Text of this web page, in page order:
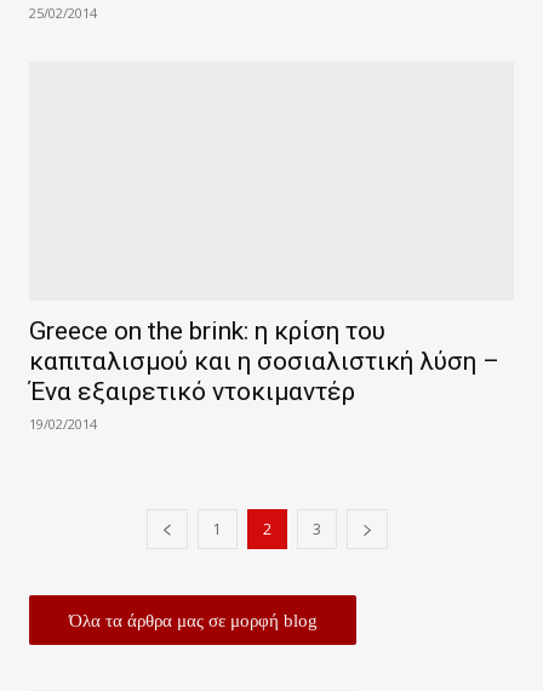
25/02/2014
Greece on the brink: η κρίση του
καπιταλισμού και η σοσιαλιστική λύση –
Ένα εξαιρετικό ντοκιμαντέρ
19/02/2014
1 2 3
Όλα τα άρθρα μας σε μορφή blog